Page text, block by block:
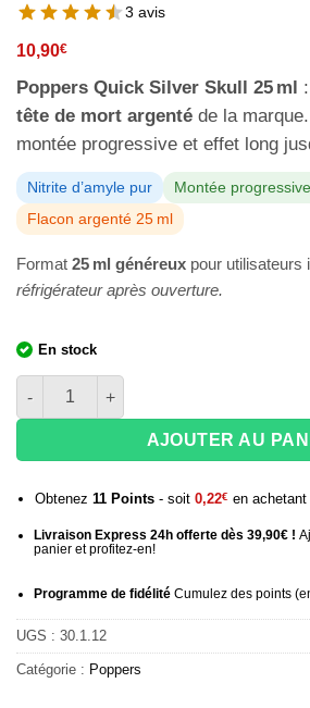
3 avis
10,90€
Poppers Quick Silver Skull 25 ml
tête de mort argenté de la
montée progressive et effet long
Nitrite d’amyle pur
Montée
Flacon argenté 25 ml
Format 25 ml généreux pour utilisateurs
réfrigérateur après ouverture.
En stock
quantité de Poppers Quick Silver Skull
AJOUTER AU
Obtenez 11Points- soit 0,22€ en
Livraison Express 24h offerte dès 39,90€ !
panier et profitez-en!
Programme de fidélitéCumulez des points (
UGS : 30.1.12
Catégorie : Poppers